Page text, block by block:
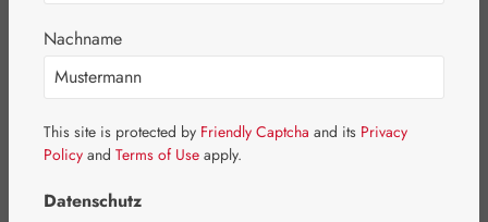
Bildergalerie überspringen
Nachname
This site is protected by Friendly Captcha and its Privacy
Policy and Terms of Use apply.
Datenschutz